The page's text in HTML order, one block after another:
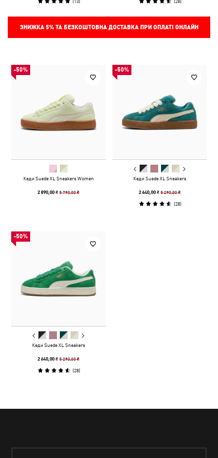
ЗНИЖКА 5%ТА БЕЗКОШТОВНА ДОСТАВКА ПРИ ОПЛАТІ ОНЛАЙН
-50%
Кеди Suede XL Sneakers Women
2 890,00 ₴5 790,00 ₴
-50%
Кеди Suede XL Sneakers
2 640,00 ₴5 290,00 ₴
(28)
-50%
Кеди Suede XL Sneakers
2 640,00 ₴5 290,00 ₴
(28)